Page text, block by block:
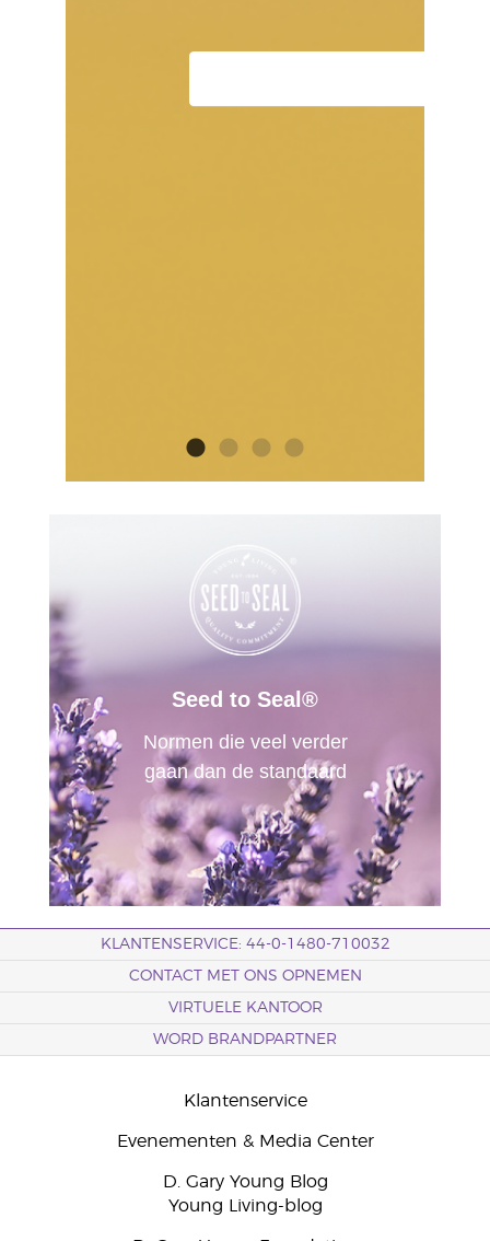
Seed to Seal®
Normen die veel verder
gaan dan de standaard
KLANTENSERVICE: 44-0-1480-710032
CONTACT MET ONS OPNEMEN
VIRTUELE KANTOOR
WORD BRANDPARTNER
Klantenservice
Evenementen & Media Center
D. Gary Young Blog
Young Living-blog